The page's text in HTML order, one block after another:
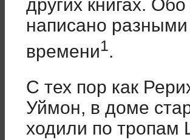
других книгах.
написано
времени1.
С тех пор как
Уймон, в доме
ходили по тропам